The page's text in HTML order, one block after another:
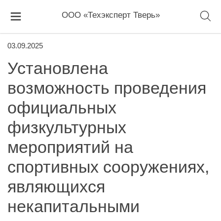
ООО «Техэксперт Тверь»
03.09.2025
Установлена
возможность проведения
официальных
физкультурных
мероприятий на
спортивных сооружениях,
являющихся
некапитальными